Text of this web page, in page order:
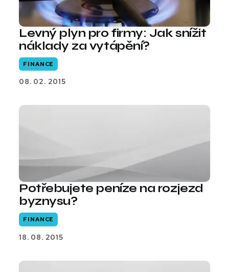
Levný plyn pro firmy: Jak snížit
náklady za vytápění?
FINANCE
08. 02. 2015
Potřebujete peníze na rozjezd
byznysu?
FINANCE
18. 08. 2015